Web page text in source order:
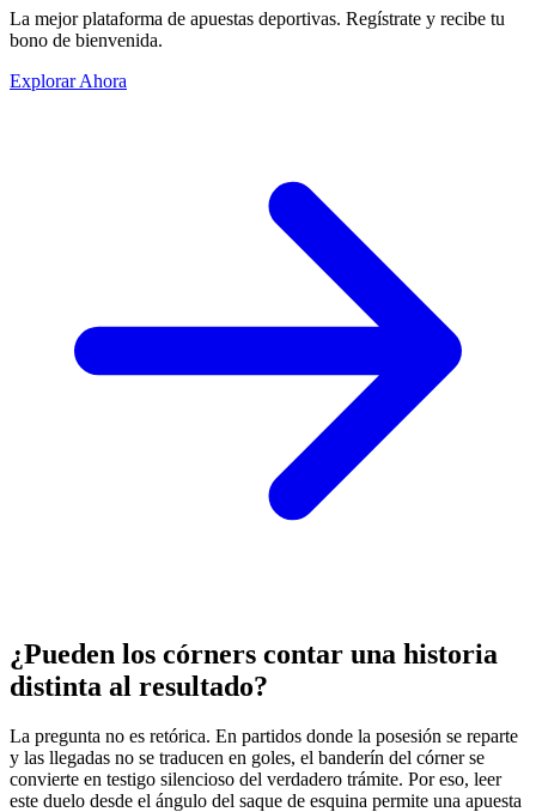
La mejor plataforma de apuestas deportivas. Regístrate y recibe tu
bono de bienvenida.
Explorar Ahora
¿Pueden los córners contar una historia
distinta al resultado?
La pregunta no es retórica. En partidos donde la posesión se reparte
y las llegadas no se traducen en goles, el banderín del córner se
convierte en testigo silencioso del verdadero trámite. Por eso, leer
este duelo desde el ángulo del saque de esquina permite una apuesta